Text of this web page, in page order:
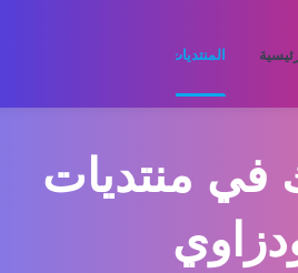
المنتديات
في منتديات